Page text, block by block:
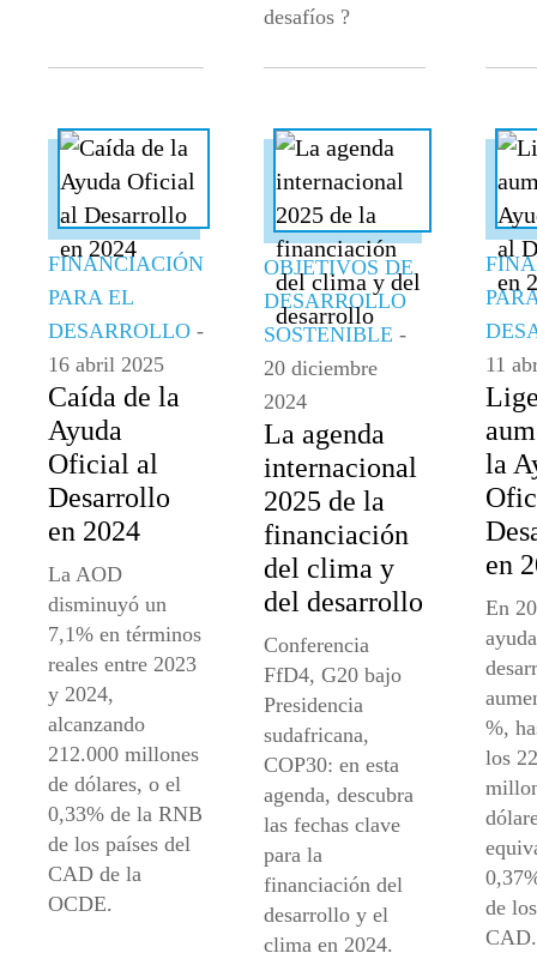
desafíos ?
FINANCIACIÓN
PARA EL
DESARROLLO -
16 abril 2025
Caída de la
Ayuda
Oficial al
Desarrollo
en 2024
La AOD
disminuyó un
7,1% en términos
reales entre 2023
y 2024,
alcanzando
212.000 millones
de dólares, o el
0,33% de la RNB
de los países del
CAD de la
OCDE.
OBJETIVOS DE
DESARROLLO
SOSTENIBLE -
20 diciembre
2024
La agenda
internacional
2025 de la
financiación
del clima y
del desarrollo
Conferencia
FfD4, G20 bajo
Presidencia
sudafricana,
COP30: en esta
agenda, descubra
las fechas clave
para la
financiación del
desarrollo y el
clima en 2024.
11
la
en
En
%,
los
de
CAD.